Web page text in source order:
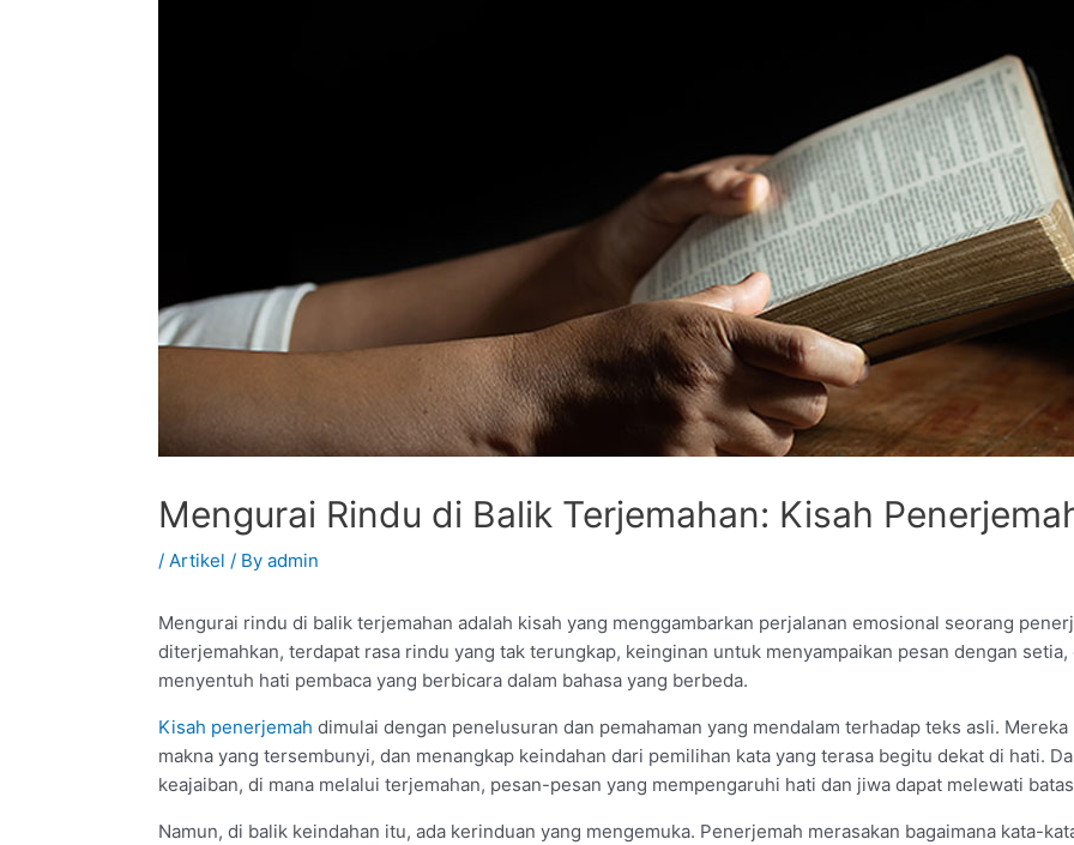
Mengurai Rindu di Balik Terjemahan: Kisah
/ Artikel / By admin
Mengurai rindu di balik terjemahan adalah kisah yang menggambarkan perjalanan emosional seorang
diterjemahkan, terdapat rasa rindu yang tak terungkap, keinginan untuk menyampaikan pesan dengan
menyentuh hati pembaca yang berbicara dalam bahasa yang berbeda.
Kisah penerjemah dimulai dengan penelusuran dan pemahaman yang mendalam terhadap teks asli.
makna yang tersembunyi, dan menangkap keindahan dari pemilihan kata yang terasa begitu dekat di hati.
keajaiban, di mana melalui terjemahan, pesan-pesan yang mempengaruhi hati dan jiwa dapat melewati
Namun, di balik keindahan itu, ada kerinduan yang mengemuka. Penerjemah merasakan bagaimana kata-